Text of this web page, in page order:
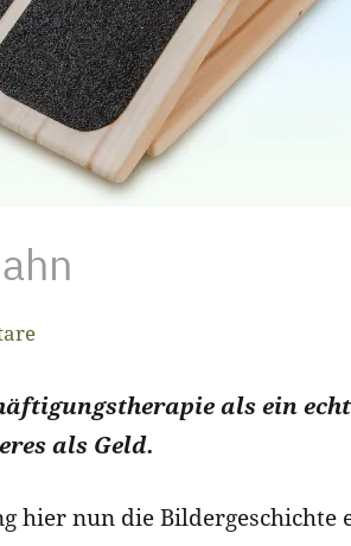
als ein
als Geld.
hier nun die Bildergeschichte